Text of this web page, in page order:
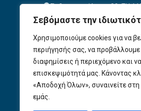
Σεβόμαστε την
Χρησιμοποιούμε cookies για να
περιήγησής σας, να προβάλλουμε
διαφημίσεις ή περιεχόμενο και
επισκεψιμότητά μας. Κάνοντας
«Αποδοχή Όλων», συναινείτε
εμάς.
Σεβαστουπόλεως 80, ΤΚ
info@efepae.gr
anaptyxiakos@efepae.gr
210 6985210
Ωράριο Λειτουργίας:
Δευτέρα – Παρασκευή,
Αριθμός ΓΕΜΗ: 154190801000